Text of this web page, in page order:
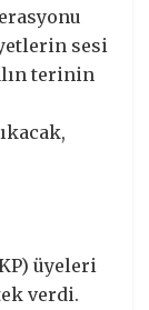
sesi
terinin
üyeleri
verdi.